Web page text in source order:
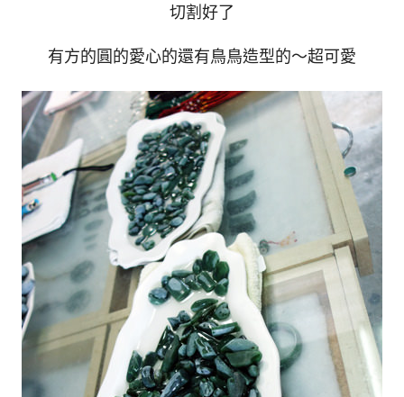
切割好了
有方的圓的愛心的還有鳥鳥造型的～超可愛